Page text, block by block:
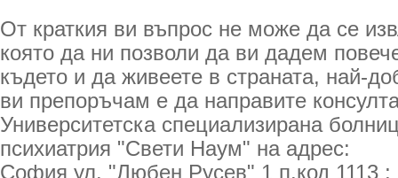
От краткия ви въпрос не може да се
която да ни позволи да ви дадем
където и да живеете в страната, най-
ви препоръчам е да направите
Университетска специализирана
психиатрия "Свети Наум" на адрес:
София ул. "Любен Русев" 1 п.код 1113 ;